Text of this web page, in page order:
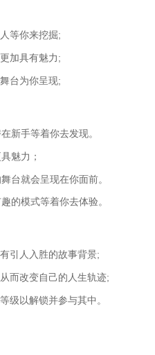
等你来挖掘;
加具有魅力;
台为你呈现;
新手等着你去发现。
魅力；
台就会呈现在你面前。
的模式等着你去体验。
引人入胜的故事背景;
而改变自己的人生轨迹;
级以解锁并参与其中。